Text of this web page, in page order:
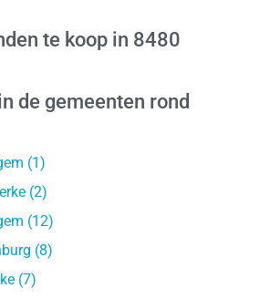
te koop in 8480
de gemeenten rond
(1)
(2)
(12)
(8)
(7)